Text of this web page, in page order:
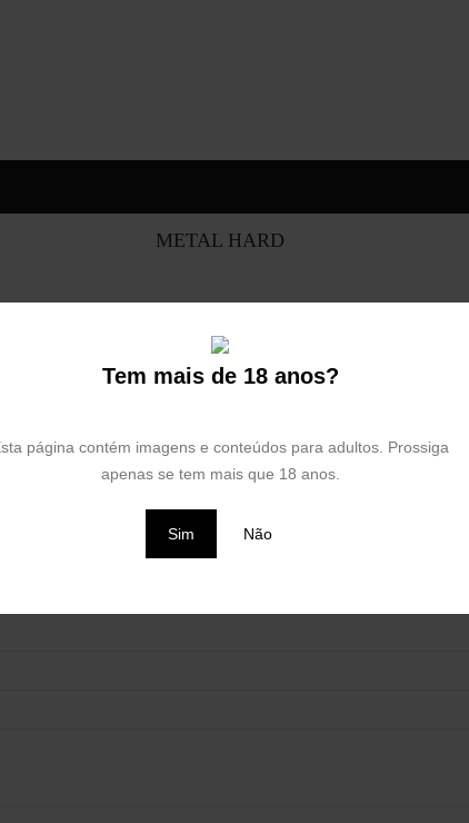
Tem mais de 18 anos?
página contém imagens e conteúdos para adultos. Prossiga
apenas se tem mais que 18 anos.
Sim Não
METAL HARD